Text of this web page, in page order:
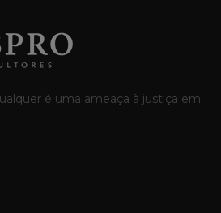
é uma ameaça à justiça em